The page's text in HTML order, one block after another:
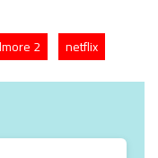
2 netflix